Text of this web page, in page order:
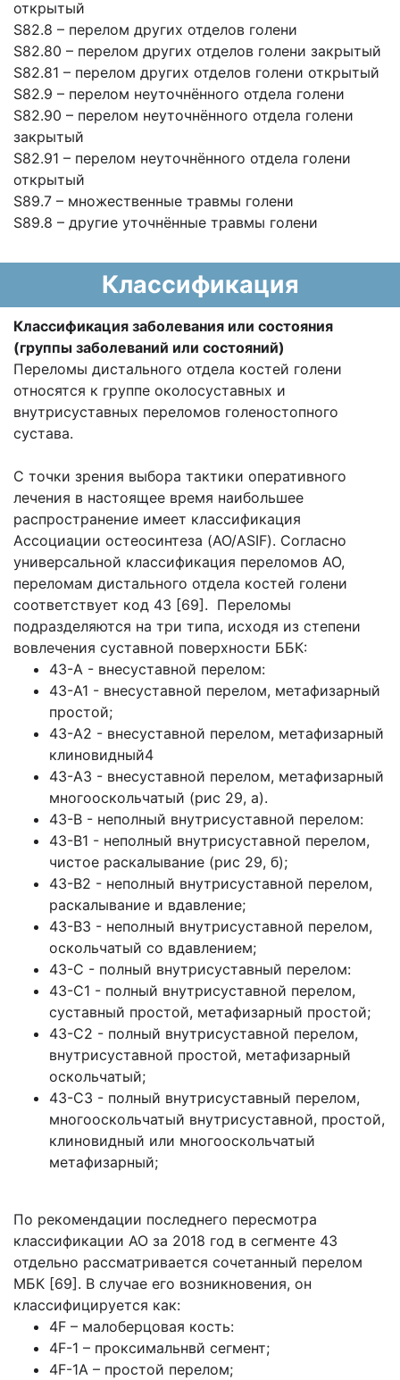
открытый
S82.8 – перелом других отделов голени
S82.80 – перелом других отделов голени закрытый
S82.81 – перелом других отделов голени открытый
S82.9 – перелом неуточнённого отдела голени
S82.90 – перелом неуточнённого отдела голени
закрытый
S82.91 – перелом неуточнённого отдела голени
открытый
S89.7 – множественные травмы голени
S89.8 – другие уточнённые травмы голени
Классификация
Классификация заболевания или состояния
(группы заболеваний или состояний)
Переломы дистального отдела костей голени
относятся к группе околосуставных и
внутрисуставных переломов голеностопного
сустава.
С точки зрения выбора тактики оперативного
лечения в настоящее время наибольшее
распространение имеет классификация
Ассоциации остеосинтеза (AO/ASIF). Согласно
универсальной классификация переломов AO,
переломам дистального отдела костей голени
соответствует код 43 [69]. Переломы
подразделяются на три типа, исходя из степени
вовлечения суставной поверхности ББК:
43-А - внесуставной перелом:
43-А1 - внесуставной перелом, метафизарный
простой;
43-А2 - внесуставной перелом, метафизарный
клиновидный4
43-А3 - внесуставной перелом, метафизарный
многооскольчатый (рис 29, а).
43-В - неполный внутрисуставной перелом:
43-В1 - неполный внутрисуставной перелом,
чистое раскалывание (рис 29, б);
43-В2 - неполный внутрисуставной перелом,
раскалывание и вдавление;
43-В3 - неполный внутрисуставной перелом,
оскольчатый со вдавлением;
43-С - полный внутрисуставный перелом:
43-С1 - полный внутрисуставной перелом,
суставный простой, метафизарный простой;
43-С2 - полный внутрисуставной перелом,
внутрисуставной простой, метафизарный
оскольчатый;
43-С3 - полный внутрисуставный перелом,
многооскольчатый внутрисуставной, простой,
клиновидный или многооскольчатый
метафизарный;
По рекомендации последнего пересмотра
классификации АО за 2018 год в сегменте 43
отдельно рассматривается сочетанный перелом
МБК [69]. В случае его возникновения, он
классифицируется как:
4F – малоберцовая кость:
4F-1 – проксимальнвй сегмент;
4F-1А – простой перелом;